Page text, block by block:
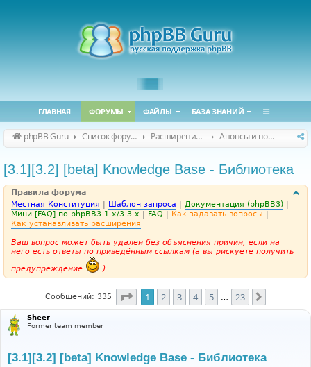
ГЛАВНАЯ ФОРУМЫ ФАЙЛЫ БАЗА ЗНАНИЙ
phpBB Guru Список форумов Расширения phpBB Анонсы и поддержка расширений для phpBB
[3.1][3.2] [beta] Knowledge Base - Библиотека
Правила форума
Местная Конституция | Шаблон запроса | Документация (phpBB3) |
Мини [FAQ] по phpBB3.1.x/3.3.x | FAQ | Как задавать вопросы |
Как устанавливать расширения
Ваш вопрос может быть удален без объяснения причин, если на
него есть ответы по приведённым ссылкам (а вы рискуете получить
предупреждение
).
Сообщений: 335 Страница 1 из23
1 2 3 4 5 23
Sheer
Former team member
[3.1][3.2] [beta] Knowledge Base - Библиотека